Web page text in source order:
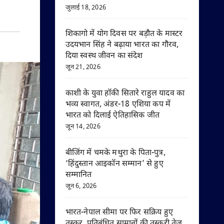
जुलाई 18, 2026
शिकागो में योग दिवस पर बड़ौत के मास्टर
उदयभान सिंह ने बढ़ाया भारत का गौरव,
दिया स्वस्थ जीवन का संदेश
जून 21, 2026
काशी के युवा हॉकी सितारे राहुल यादव का
भव्य स्वागत, अंडर-18 एशिया कप में
भारत को दिलाई ऐतिहासिक जीत
जून 14, 2026
बीजिंग में चमके मथुरा के पिता-पुत्र,
‘हिंदुस्तान आइकॉन सम्मान’ से हुए
सम्मानित
जून 6, 2026
भारत-नेपाल सीमा पर फिर सक्रिय हुए